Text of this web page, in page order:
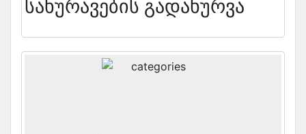
Სახურავების Გადახურვა